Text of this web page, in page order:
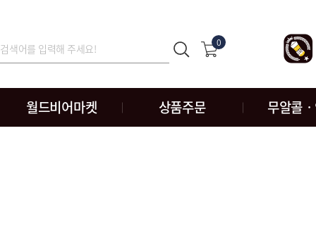
0
월드비어마켓 상품주문 무알콜